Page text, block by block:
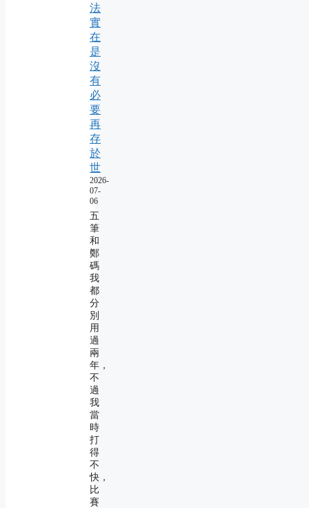
法
實
在
是
沒
有
必
要
再
存
於
世
2026-
07-
06
五
筆
和
鄭
碼
我
都
分
別
用
過
兩
年，
不
過
我
當
時
打
得
不
快，
比
賽